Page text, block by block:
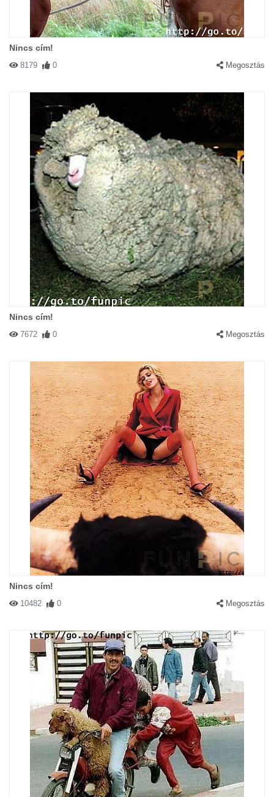
101 kis cica
#24173 Sziszi|2003-07-06 00:00:00| Válasz
NEM rossz a kép cuki,de van jobb!!!
Bob, ehhez mit szolsz? Hat nem edesek?
#22244 Apróhölgy|2003-06-21 00:00:00| Válasz
Lesz is mit megmagyarázni...
#17593 queenga
#16571 Eszter|2003-04-29 00:00:00| Válasz
Szeresd a feleséged gyerekeit, mert lehet, hogy a tied is köztük
Nincs cím!
8179 0 Megosztás
Nincs cím!
7672 0 Megosztás
Nincs cím!
10482 0 Megosztás